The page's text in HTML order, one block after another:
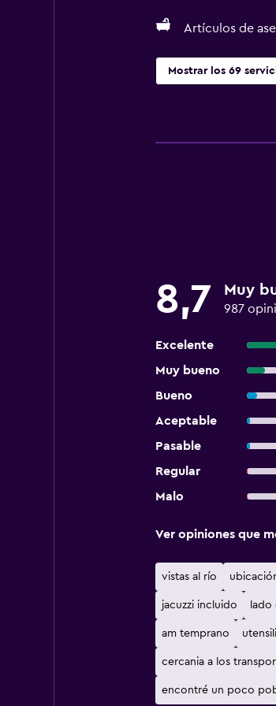
Artículos de
Mostrar los 69
8,7 Muy
987
Excelente
Muy bueno
Bueno
Aceptable
Pasable
Regular
Malo
Ver opiniones que
vistas al río
jacuzzi incluido lado
am temprano
cercania a los
encontré un poco